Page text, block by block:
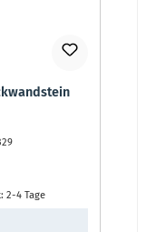
2-4 Tage